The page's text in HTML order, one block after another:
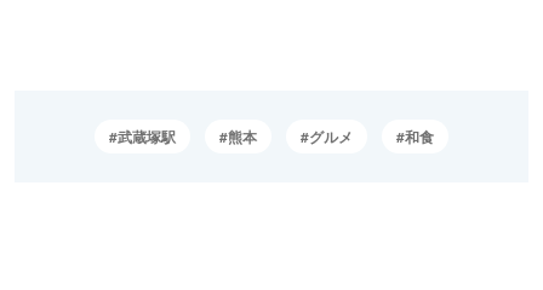
武蔵塚駅 熊本 グルメ 和食